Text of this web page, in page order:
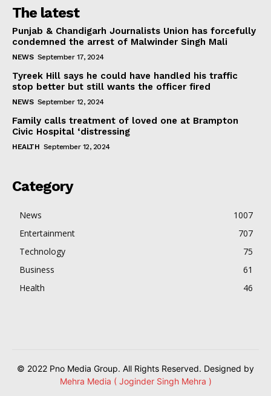
The latest
Punjab & Chandigarh Journalists Union has forcefully
condemned the arrest of Malwinder Singh Mali
NEWS September 17, 2024
Tyreek Hill says he could have handled his traffic
stop better but still wants the officer fired
NEWS September 12, 2024
Family calls treatment of loved one at Brampton
Civic Hospital ‘distressing
HEALTH September 12, 2024
Category
News
1007
Entertainment
707
Technology
75
Business
61
Health
46
© 2022 Pno Media Group. All Rights Reserved. Designed by
Mehra Media ( Joginder Singh Mehra )